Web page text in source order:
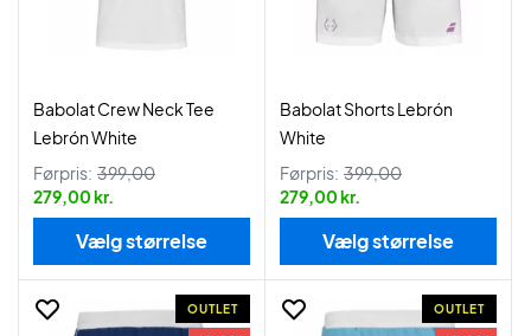
Babolat Crew Neck Tee
Lebrón White
Førpris: 399,00
279,00 kr.
Vælg størrelse
Babolat Shorts Lebrón
White
Førpris: 399,00
279,00 kr.
Vælg størrelse
OUTLET OUTLET